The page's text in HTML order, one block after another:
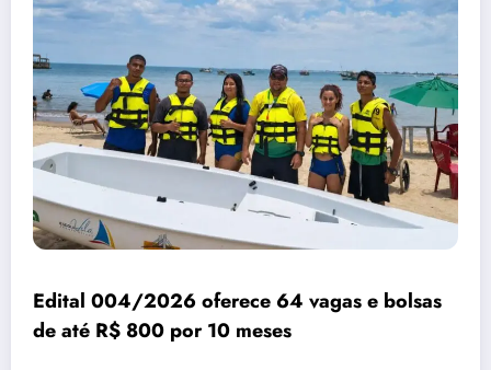
Edital 004/2026 oferece 64 vagas e bolsas
de até R$ 800 por 10 meses